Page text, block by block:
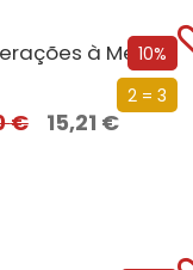
10%
2 = 3
à Mesa
€ 15,21 €